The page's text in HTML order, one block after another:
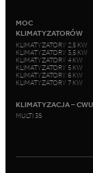
MOC
KLIMATYZATORÓW
KLIMATYZATORY 2,5 KW
KLIMATYZATORY 3,5 KW
KLIMATYZATORY 4 KW
KLIMATYZATORY 5 KW
KLIMATYZATORY 6 KW
KLIMATYZATORY 7 KW
KLIMATYZACJA – CWU
MULTI 3S